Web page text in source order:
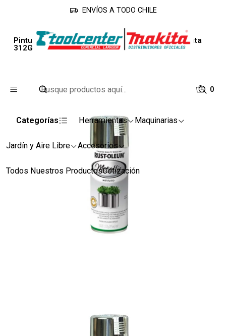
0
Categorías Herramientas Maquinarias
Jardín y Aire Libre Accesorios
Todos Nuestros ProductosCotización
ENVÍOS A TODO CHILE
Piso y Pared
Esmaltes
Pintura en Aerosol Metallic Acabado Metalico Plata
312G Rust Ole